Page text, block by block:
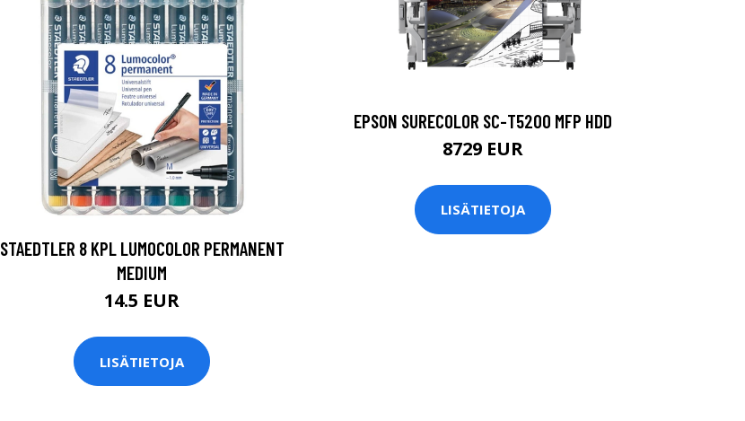
STAEDTLER 8 KPL LUMOCOLOR PERMANENT
MEDIUM
14.5 EUR
LISÄTIETOJA
EPSON SURECOLOR SC-T5200 MFP HDD
8729 EUR
LISÄTIETOJA